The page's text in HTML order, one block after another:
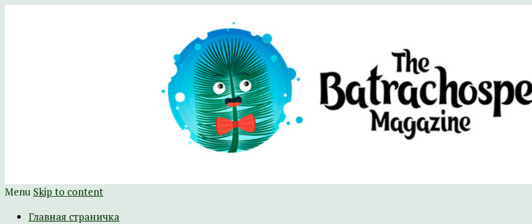
The Batrachospermum Magazine
Научно-развлекательный журнал Батрахоспермум (официальный сайт)
Menu Skip to content
Главная страничка